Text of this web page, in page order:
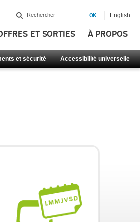
ET SORTIES À PROPOS
et sécurité Accessibilité universelle
English